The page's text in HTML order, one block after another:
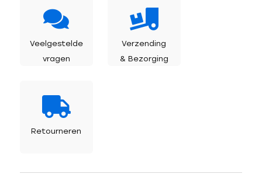
Veelgestelde
vragen
Verzending
& Bezorging
Retourneren